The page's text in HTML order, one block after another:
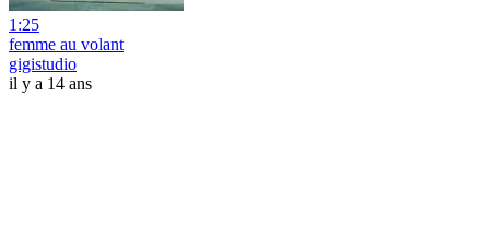
1:25
femme au volant
gigistudio
il y a 14 ans